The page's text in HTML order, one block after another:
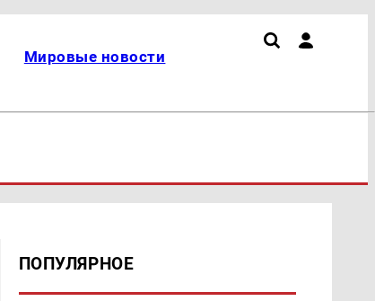
Мировые новости
ПОПУЛЯРНОЕ